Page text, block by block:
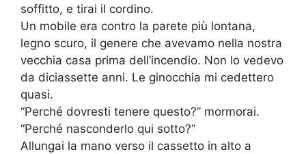
soffitto, e tirai il cordino.
Un mobile era contro la parete più lontana,
legno scuro, il genere che avevamo nella nostra
vecchia casa prima dell’incendio. Non lo vedevo
da diciassette anni. Le ginocchia mi cedettero
quasi.
“Perché dovresti tenere questo?” mormorai.
“Perché nasconderlo qui sotto?”
Allungai la mano verso il cassetto in alto a